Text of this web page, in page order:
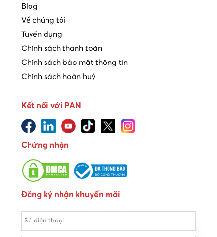
Blog
Về chúng tôi
Tuyển dụng
Chính sách thanh toán
Chính sách bảo mật thông tin
Chính sách hoàn huỷ
Kết nối với PAN
Chứng nhận
Đăng ký nhận khuyến mãi